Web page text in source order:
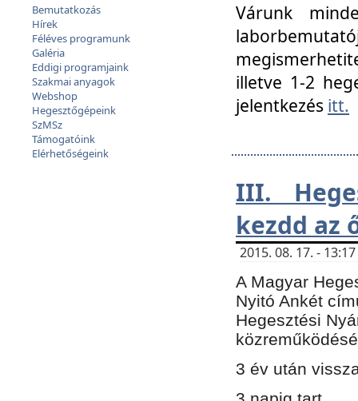
Bemutatkozás
Hírek
Féléves programunk
Galéria
Eddigi programjaink
Szakmai anyagok
Webshop
Hegesztőgépeink
SzMSz
Támogatóink
Elérhetőségeink
Várunk
illetve 1-2
jelentkezés itt.
III.
kezdd az
2015. 08. 17. -
A Magyar
Nyitó Ankét
Hegesztési
3 év után